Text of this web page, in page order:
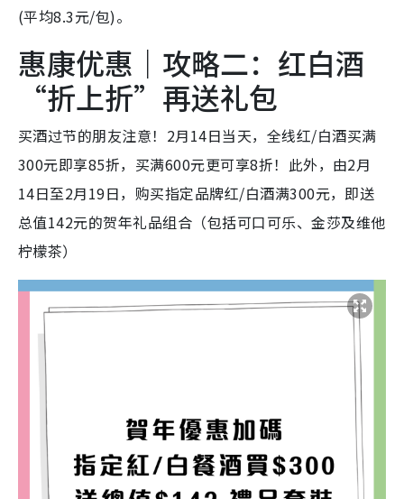
(平均8.3元/包)。
惠康优惠｜攻略二：红白酒
“折上折”再送礼包
买酒过节的朋友注意！2月14日当天，全线红/白酒买满
300元即享85折，买满600元更可享8折！此外，由2月
14日至2月19日，购买指定品牌红/白酒满300元，即送
总值142元的贺年礼品组合（包括可口可乐、金莎及维他
柠檬茶）